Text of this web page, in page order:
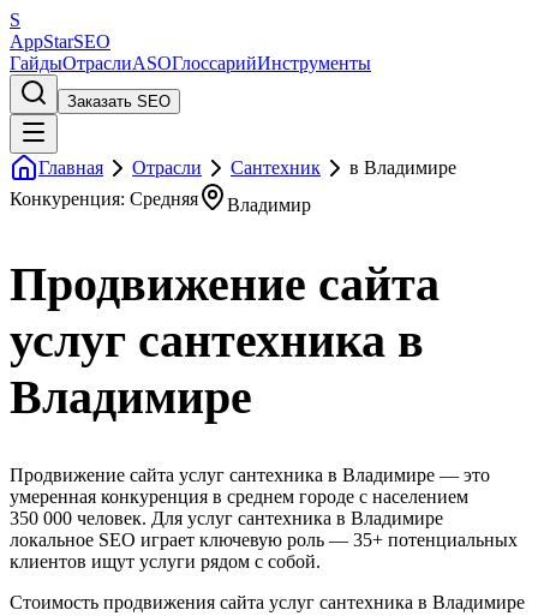
S
AppStarSEO
ГайдыОтраслиASOГлоссарийИнструменты
Заказать SEO
Главная Отрасли Сантехник
в Владимире
Конкуренция: Средняя
Владимир
Продвижение сайта
услуг сантехника в
Владимире
Продвижение сайта услуг сантехника в Владимире — это
умеренная конкуренция в среднем городе с населением
350 000 человек. Для услуг сантехника в Владимире
локальное SEO играет ключевую роль — 35+ потенциальных
клиентов ищут услуги рядом с собой.
Стоимость продвижения сайта услуг сантехника в Владимире